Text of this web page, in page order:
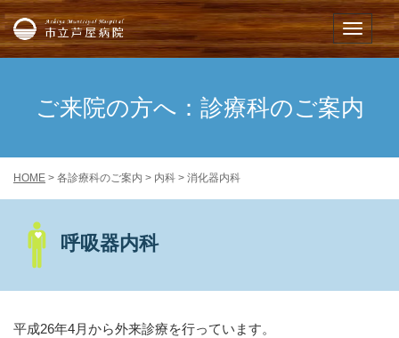
メニュー
市立芦屋病院
ご来院の方へ：診療科のご案内
HOME > 各診療科のご案内 > 内科 > 消化器内科
呼吸器内科
平成26年4月から外来診療を行っています。